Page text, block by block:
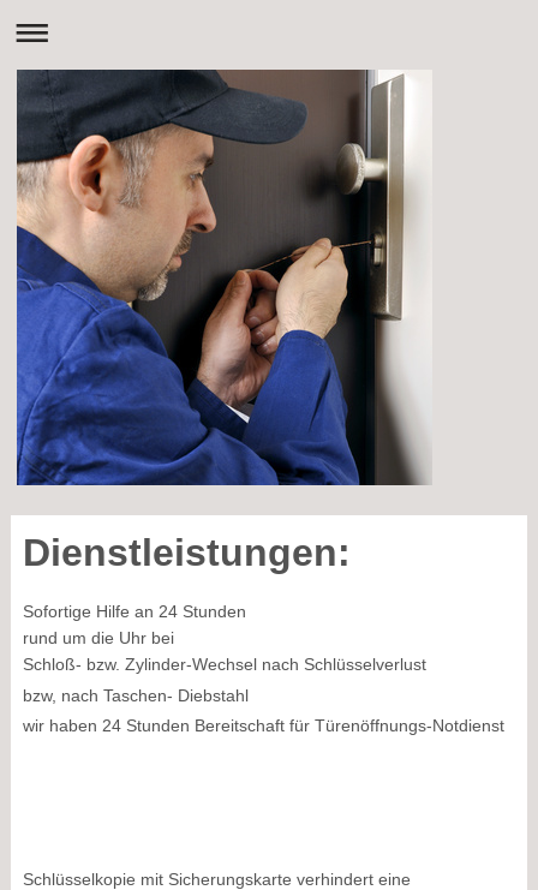
Dienstleistungen:
Sofortige Hilfe an 24 Stunden
rund um die Uhr bei
Schloß- bzw. Zylinder-Wechsel nach Schlüsselverlust
bzw, nach Taschen- Diebstahl
wir haben 24 Stunden Bereitschaft für Türenöffnungs-Notdienst
Schlüsselkopie mit Sicherungskarte verhindert eine